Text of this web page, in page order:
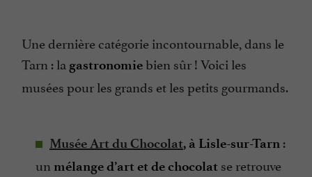
Une dernière catégorie incontournable, dans le
Tarn : la gastronomie bien sûr ! Voici les
musées pour les grands et les petits gourmands.
Musée Art du Chocolat, à Lisle-sur-Tarn :
un mélange d’art et de chocolat se retrouve